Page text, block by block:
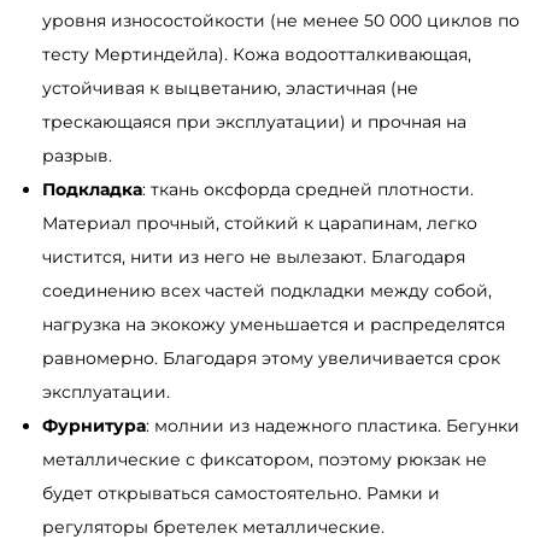
уровня износостойкости (не менее 50 000 циклов по
тесту Мертиндейла). Кожа водоотталкивающая,
устойчивая к выцветанию, эластичная (не
трескающаяся при эксплуатации) и прочная на
разрыв.
Подкладка: ткань оксфорда средней плотности.
Материал прочный, стойкий к царапинам, легко
чистится, нити из него не вылезают. Благодаря
соединению всех частей подкладки между собой,
нагрузка на экокожу уменьшается и распределятся
равномерно. Благодаря этому увеличивается срок
эксплуатации.
Фурнитура: молнии из надежного пластика. Бегунки
металлические с фиксатором, поэтому рюкзак не
будет открываться самостоятельно. Рамки и
регуляторы бретелек металлические.